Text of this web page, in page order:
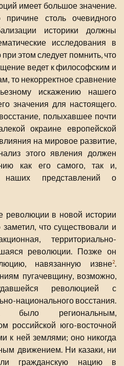
имеет большое значение.
причине столь очевидного
историки должны
исследования в
этом следует помнить, что
ведет к философским и
то некорректное сравнение
искажению нашего
значения для настоящего.
полыхавшее почти
окраине европейской
на мировое развитие,
этого явления должен
как его самого, так и,
наших представлений о
революции в новой истории
что существовали и
территориально-
революции. Позже он
навязанную извне2.
пугачевщину, возможно,
революцией с
национального восстания.
было региональным,
российской юго-восточной
к ней землями; оно никогда
движением. Ни казаки, ни
гражданскую нацию в